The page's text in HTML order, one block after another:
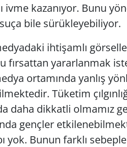
ivme kazanıyor. Bunu
bile sürükleyebiliyor.
ihtişamlı
fırsattan yararlanmak
ortamında yanlış
Tüketim
daha dikkatli olmamız
gençler
yok. Bunun farklı